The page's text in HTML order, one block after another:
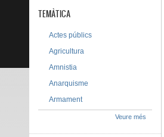
TEMÀTICA
Actes públics
Agricultura
Amnistia
Anarquisme
Armament
Veure més